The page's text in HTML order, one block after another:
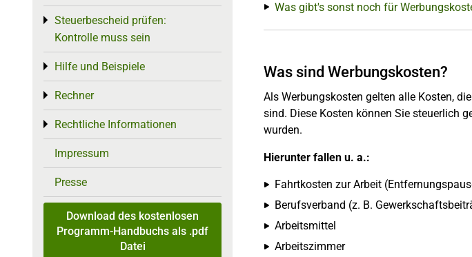
Was gibt's sonst noch für
Was sind Werbungskosten?
Als Werbungskosten gelten alle Kosten,
sind. Diese Kosten können Sie steuerlich
wurden.
Hierunter fallen u. a.:
Fahrtkosten zur Arbeit
Berufsverband (z. B.
Arbeitsmittel
Arbeitszimmer
Steuerbescheid prüfen:
Kontrolle muss sein
Toggle menu
Hilfe und Beispiele
Toggle menu
Rechner
Toggle menu
Rechtliche Informationen
Toggle menu
Impressum
Presse
Download des kostenlosen
Programm-Handbuchs als .pdf
Datei